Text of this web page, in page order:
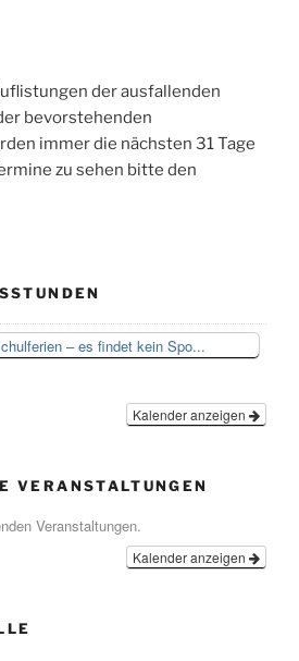
der ausfallenden
bevorstehenden
immer die nächsten 31 Tage
zu sehen bitte den
– es findet kein Spo...
Kalender anzeigen
VERANSTALTUNGEN
Veranstaltungen.
Kalender anzeigen